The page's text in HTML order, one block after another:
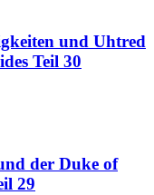
und Uhtred
Teil 30
der Duke of
29